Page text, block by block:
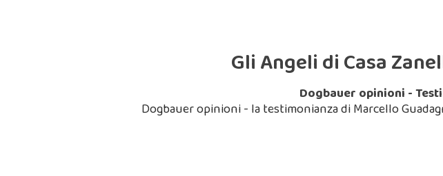
Gli Angeli di Casa
Dogbauer opinioni -
Dogbauer opinioni - la testimonianza di Marcello